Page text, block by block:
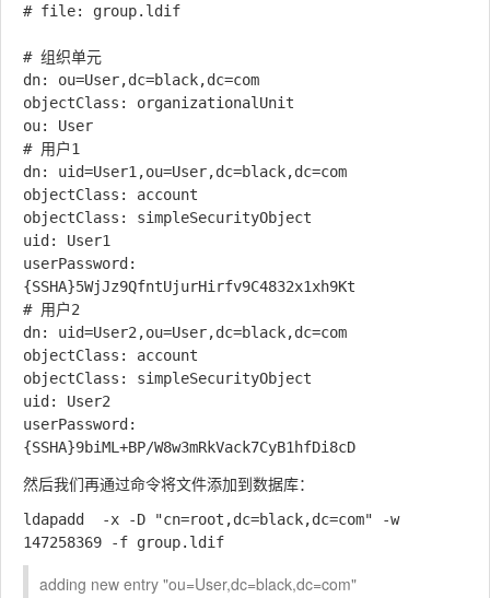
# file: group.ldif
# 组织单元
dn: ou=User,dc=black,dc=com
objectClass: organizationalUnit
ou: User
# 用户1
dn: uid=User1,ou=User,dc=black,dc=com
objectClass: account
objectClass: simpleSecurityObject
uid: User1
userPassword:
{SSHA}5WjJz9QfntUjurHirfv9C4832x1xh9Kt
# 用户2
dn: uid=User2,ou=User,dc=black,dc=com
objectClass: account
objectClass: simpleSecurityObject
uid: User2
userPassword:
然后我们再通过命令将文件添加到数据库：
ldapadd  -x -D "cn=root,dc=black,dc=com" -w
adding new entry "ou=User,dc=black,dc=com"